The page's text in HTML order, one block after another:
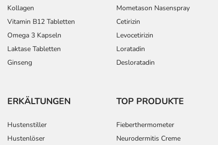
Kollagen
Vitamin B12 Tabletten
Omega 3 Kapseln
Laktase Tabletten
Ginseng
Mometason Nasenspray
Cetirizin
Levocetirizin
Loratadin
Desloratadin
ERKÄLTUNGEN
Hustenstiller
Hustenlöser
TOP PRODUKTE
Fieberthermometer
Neurodermitis Creme